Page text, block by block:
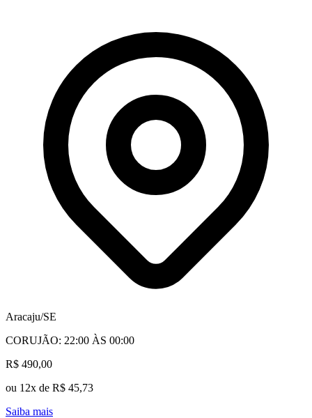
Aracaju/SE
CORUJÃO: 22:00 ÀS 00:00
R$ 490,00
ou 12x de R$ 45,73
Saiba mais